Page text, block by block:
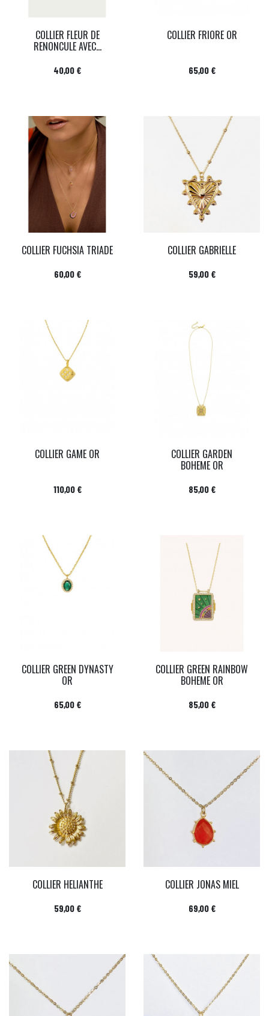
COLLIER FLEUR DE
RENONCULE AVEC...
Prix
40,00 €
COLLIER FRIORE OR
Prix
65,00 €
COLLIER FUCHSIA TRIADE
Prix
60,00 €
COLLIER GABRIELLE
Prix
59,00 €
COLLIER GAME OR
Prix
110,00 €
COLLIER GARDEN
BOHEME OR
Prix
85,00 €
COLLIER GREEN DYNASTY
OR
Prix
65,00 €
COLLIER GREEN RAINBOW
BOHEME OR
Prix
85,00 €
COLLIER HELIANTHE
Prix
59,00 €
COLLIER JONAS MIEL
Prix
69,00 €